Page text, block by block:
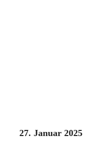
27. Januar 2025